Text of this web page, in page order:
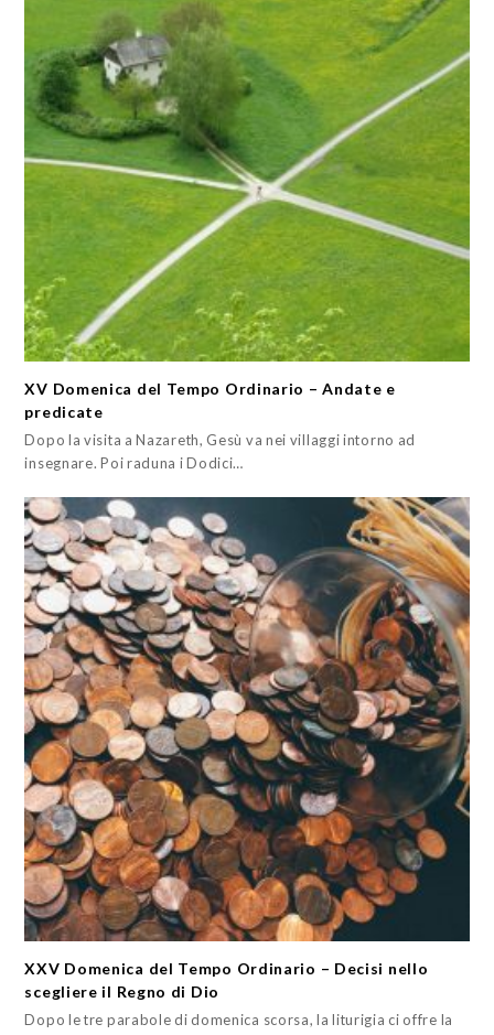
XV Domenica del Tempo Ordinario – Andate e
predicate
Dopo la visita a Nazareth, Gesù va nei villaggi intorno ad
insegnare. Poi raduna i Dodici…
XXV Domenica del Tempo Ordinario – Decisi nello
scegliere il Regno di Dio
Dopo le tre parabole di domenica scorsa, la liturigia ci offre la